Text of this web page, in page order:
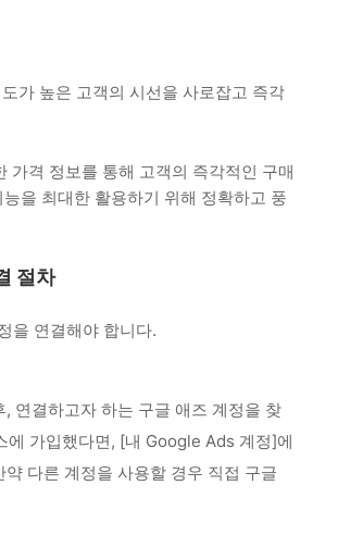
가 높은 고객의 시선을 사로잡고 즉각
가격 정보를 통해 고객의 즉각적인 구매
을 최대한 활용하기 위해 정확하고 풍
절차
을 연결해야 합니다.
연결하고자 하는 구글 애즈 계정을 찾
에 가입했다면, [내 Google Ads 계정]에
약 다른 계정을 사용할 경우 직접 구글